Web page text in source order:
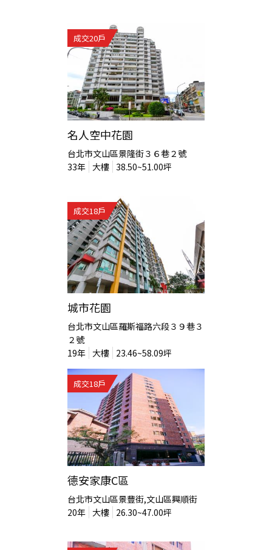
成交20戶
名人空中花園
台北市文山區景隆街３６巷２號
33年 大樓 38.50~51.00坪
成交18戶
城市花園
台北市文山區羅斯福路六段３９巷３
２號
19年 大樓 23.46~58.09坪
成交18戶
德安家康C區
台北市文山區景豐街,文山區興順街
20年 大樓 26.30~47.00坪